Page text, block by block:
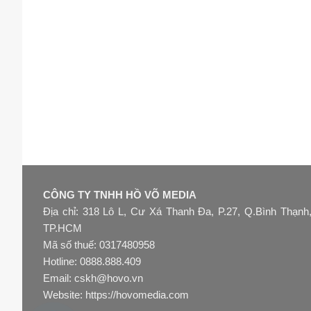
CÔNG TY TNHH HỒ VÕ MEDIA
Địa chỉ: 318 Lô L, Cư Xá Thanh Đa, P.27, Q.Bình Thạnh,
TP.HCM
Mã số thuế: 0317480958
Hotline: 0888.888.409
Email: cskh@hovo.vn
Website: https://hovomedia.com